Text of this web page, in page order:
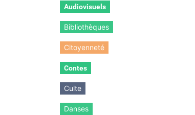
Audiovisuels
Bibliothèques
Citoyenneté
Contes
Culte
Danses